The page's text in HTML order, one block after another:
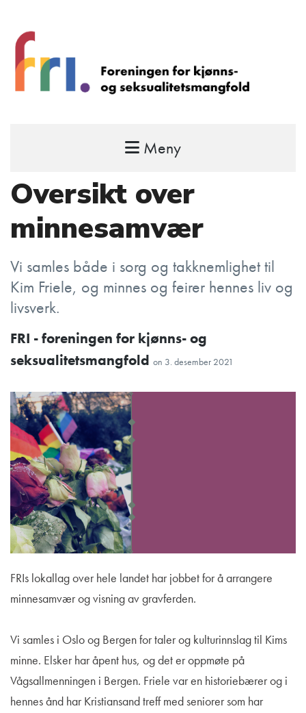
FRI – foreningen for kjønns- og
STÅ OPP FOR RETTEN TIL Å VÆRE FRI
Meny
Oversikt over
minnesamvær
Vi samles både i sorg og takknemlighet til
Kim Friele, og minnes og feirer hennes liv og
livsverk.
FRI - foreningen for kjønns- og
seksualitetsmangfold on 3. desember 2021
FRIs lokallag over hele landet har jobbet for å arrangere
minnesamvær og visning av gravferden.
Vi samles i Oslo og Bergen for taler og kulturinnslag til Kims
minne. Elsker har åpent hus, og det er oppmøte på
Vågsallmenningen i Bergen. Friele var en historiebærer og i
hennes ånd har Kristiansand treff med seniorer som har